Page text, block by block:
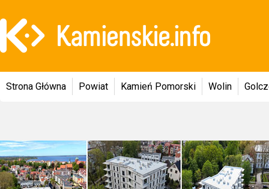
Strona Główna Powiat Kamień Pomorski Wolin